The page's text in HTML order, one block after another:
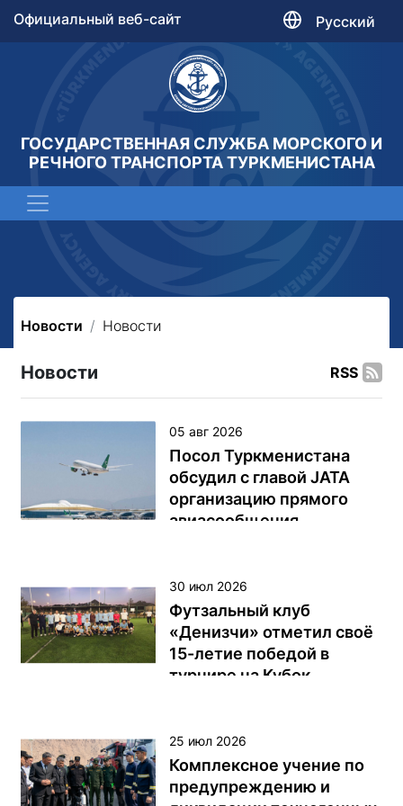
Официальный веб-сайт Русский
ГОСУДАРСТВЕННАЯ СЛУЖБА МОРСКОГО И
РЕЧНОГО ТРАНСПОРТА ТУРКМЕНИСТАНА
Новости Новости
Новости RSS
05 авг 2026
Посол Туркменистана
обсудил с главой JATA
организацию прямого
авиасообщения
Полномочный Посол
Туркменистана в Японии
Атадурды Байрамов в
понедельник провёл встречу
с новоназначенным
Японии (JATA) Юдзи Харой, в
ходе которой стороны
обсудили продвижение
организации прямых
30 июл 2026
Футзальный клуб
«Денизчи» отметил своё
15-летие победой в
турнире на Кубок
В год «Независимый,
Постоянно Нейтральный
Туркменистан — страна
25 июл 2026
Комплексное учение по
предупреждению и